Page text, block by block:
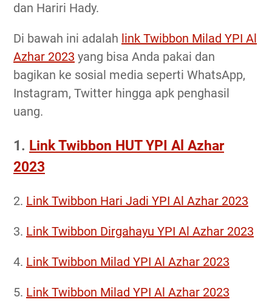
dan Hariri Hady.
Di bawah ini adalah link Twibbon Milad YPI Al
Azhar 2023 yang bisa Anda pakai dan
bagikan ke sosial media seperti WhatsApp,
Instagram, Twitter hingga apk penghasil
uang.
1. Link Twibbon HUT YPI Al Azhar
2023
2. Link Twibbon Hari Jadi YPI Al Azhar 2023
3. Link Twibbon Dirgahayu YPI Al Azhar 2023
4. Link Twibbon Milad YPI Al Azhar 2023
5. Link Twibbon Milad YPI Al Azhar 2023